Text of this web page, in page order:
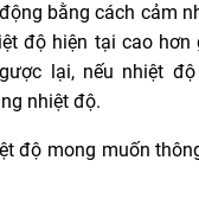
bằng cách cảm
độ hiện tại cao hơn
lại, nếu nhiệt
nhiệt độ.
độ mong muốn